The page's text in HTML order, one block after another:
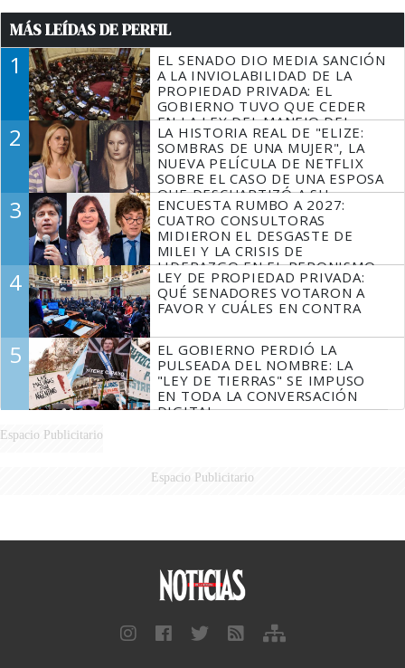
MÁS LEÍDAS DE PERFIL
1
EL SENADO DIO MEDIA SANCIÓN
A LA INVIOLABILIDAD DE LA
PROPIEDAD PRIVADA: EL
GOBIERNO TUVO QUE CEDER
EN LA LEY DEL MANEJO DEL
FUEGO
2
LA HISTORIA REAL DE "ELIZE:
SOMBRAS DE UNA MUJER", LA
NUEVA PELÍCULA DE NETFLIX
SOBRE EL CASO DE UNA ESPOSA
QUE DESCUARTIZÓ A SU
MARIDO
3
ENCUESTA RUMBO A 2027:
CUATRO CONSULTORAS
MIDIERON EL DESGASTE DE
MILEI Y LA CRISIS DE
LIDERAZGO EN EL PERONISMO
4
LEY DE PROPIEDAD PRIVADA:
QUÉ SENADORES VOTARON A
FAVOR Y CUÁLES EN CONTRA
5
EL GOBIERNO PERDIÓ LA
PULSEADA DEL NOMBRE: LA
"LEY DE TIERRAS" SE IMPUSO
EN TODA LA CONVERSACIÓN
DIGITAL
Espacio Publicitario
Espacio Publicitario